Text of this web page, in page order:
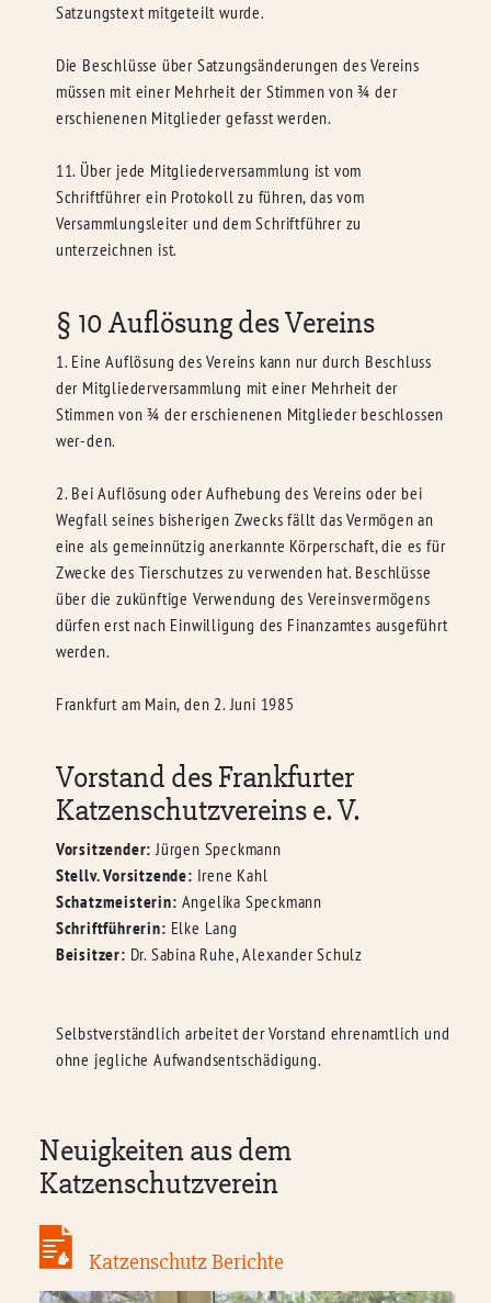
Satzungstext mitgeteilt wurde.
Die Beschlüsse über Satzungsänderungen des Vereins
müssen mit einer Mehrheit der Stimmen von ¾ der
erschienenen Mitglieder gefasst werden.
11. Über jede Mitgliederversammlung ist vom
Schriftführer ein Protokoll zu führen, das vom
Versammlungsleiter und dem Schriftführer zu
unterzeichnen ist.
§ 10 Auflösung des Vereins
1. Eine Auflösung des Vereins kann nur durch Beschluss
der Mitgliederversammlung mit einer Mehrheit der
Stimmen von ¾ der erschienenen Mitglieder beschlossen
wer-den.
2. Bei Auflösung oder Aufhebung des Vereins oder bei
Wegfall seines bisherigen Zwecks fällt das Vermögen an
eine als gemeinnützig anerkannte Körperschaft, die es für
Zwecke des Tierschutzes zu verwenden hat. Beschlüsse
über die zukünftige Verwendung des Vereinsvermögens
dürfen erst nach Einwilligung des Finanzamtes ausgeführt
werden.
Frankfurt am Main, den 2. Juni 1985
Vorstand des Frankfurter
Katzenschutzvereins e. V.
Vorsitzender: Jürgen Speckmann
Stellv. Vorsitzende: Irene Kahl
Schatzmeisterin: Angelika Speckmann
Schriftführerin: Elke Lang
Beisitzer: Dr. Sabina Ruhe, Alexander Schulz
Selbstverständlich arbeitet der Vorstand ehrenamtlich und
ohne jegliche Aufwandsentschädigung.
Neuigkeiten aus dem
Katzenschutzverein
Katzenschutz Berichte